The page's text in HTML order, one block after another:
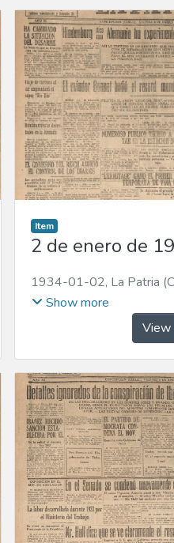
Item
2 de enero de
1934-01-02, La Patria
1923)
Show more
View